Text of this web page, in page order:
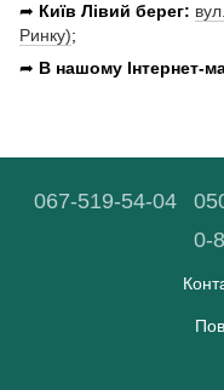
➦ Київ Лівий берег:
Ринку);
➦ В нашому Інтернет-
067-519-54-04
0-